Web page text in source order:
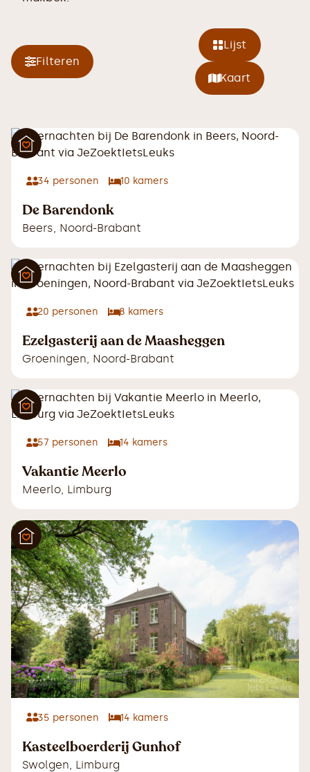
Filteren
Lijst
Kaart
34 personen 10 kamers
De Barendonk
Beers, Noord-Brabant
20 personen 8 kamers
Ezelgasterij aan de Maasheggen
Groeningen, Noord-Brabant
57 personen 14 kamers
Vakantie Meerlo
Meerlo, Limburg
35 personen 14 kamers
Kasteelboerderij Gunhof
Swolgen Limburg